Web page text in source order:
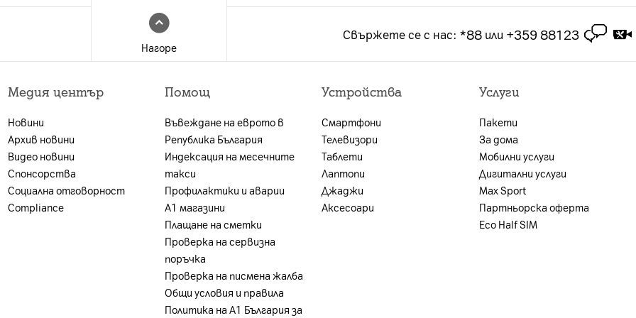
със срок от 2 или 3 години в комбинация с нов 2-годишен абонамент за посочения тарифен план.
за нови и за настоящи абонати с изтекъл или изтичащ в рамките на 3 месеца срок на абонамента
валидна за лица, които към датата на покупката в брой или на сключването на договора за продажба
Ако клиентът не отговаря на едно от посочените условия, възможността за предоставяне на
се заплаща цената на устройството без тарифен план и стойността на предплатения пакет.
А1 България или партньорската мрежа.
Нагоре
Свържете се с нас: *88 или +359 88123
Медия център
Новини
Архив новини
Видео новини
Спонсорства
Социална отговорност
Compliance
Помощ
Въвеждане на еврото в
Република България
Индексация на месечните
такси
Профилактики и аварии
А1 магазини
Плащане на сметки
Проверка на сервизна
поръчка
Проверка на писмена жалба
Общи условия и правила
Политика на A1 България за
Устройства
Смартфони
Телевизори
Таблети
Лаптопи
Джаджи
Аксесоари
Услуги
Пакети
За дома
Мобилни услуги
Дигитални услуги
Max Sport
Партньорска оферта
Eco Half SIM